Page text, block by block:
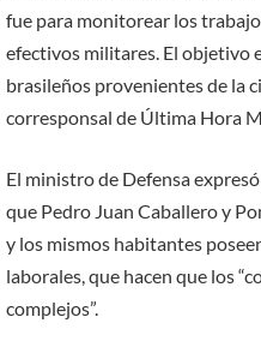
fue para monitorear los
efectivos militares. El objetivo
brasileños provenientes de la
corresponsal de Última Hora
El ministro de Defensa
que Pedro Juan Caballero y
y los mismos habitantes
laborales, que hacen que los
complejos”.